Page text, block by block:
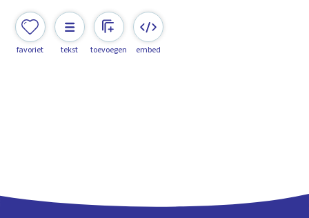
favoriet tekst toevoegen embed